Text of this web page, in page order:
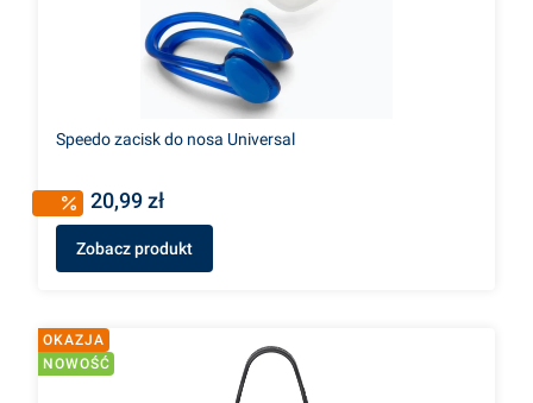
Speedo zacisk do nosa Universal
20,99 zł
Zobacz produkt
OKAZJA
NOWOŚĆ